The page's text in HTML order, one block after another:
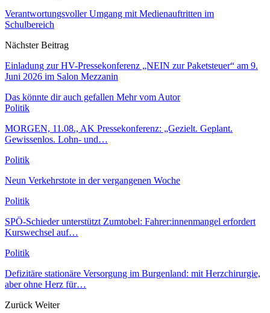
Verantwortungsvoller Umgang mit Medienauftritten im
Schulbereich
Nächster Beitrag
Einladung zur HV-Pressekonferenz „NEIN zur Paketsteuer“ am 9.
Juni 2026 im Salon Mezzanin
Das könnte dir auch gefallen Mehr vom Autor
Politik
MORGEN, 11.08., AK Pressekonferenz: „Gezielt. Geplant.
Gewissenlos. Lohn- und…
Politik
Neun Verkehrstote in der vergangenen Woche
Politik
SPÖ-Schieder unterstützt Zumtobel: Fahrer:innenmangel erfordert
Kurswechsel auf…
Politik
Defizitäre stationäre Versorgung im Burgenland: mit Herzchirurgie,
aber ohne Herz für…
Zurück Weiter